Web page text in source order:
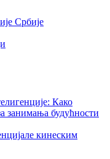
Србије
Како
занимања будућности
кинеским